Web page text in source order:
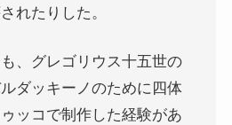
ーシキン・ゴーゴリ
れたりした。
、グレゴリウス十五世の
ダッキーノのために四体
ッコで制作した経験があ